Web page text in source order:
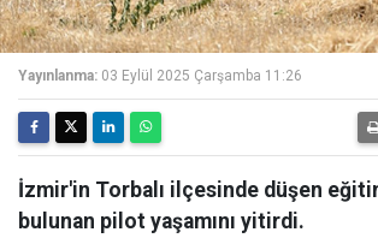
Yayınlanma: 03 Eylül 2025 Çarşamba 11:26
İzmir'in Torbalı ilçesinde düşen
bulunan pilot yaşamını yitirdi.